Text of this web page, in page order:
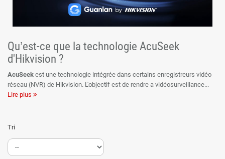
Qu’est-ce que la technologie AcuSeek
d'Hikvision ?
AcuSeek est une technologie intégrée dans certains enregistreurs vidéo
réseau (NVR) de Hikvision. L'objectif est de rendre a vidéosurveillance
Lire plus
recherché ? Il doit passer un temps très long à visualiser l'ensemble des
Avec la technologie AcuSeek, fini les heures de visionnage improductives.
Tri